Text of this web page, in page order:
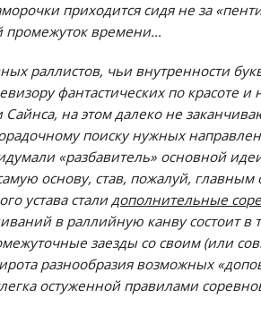
приходится сидя не за
промежуток времени…
раллистов, чьи внутренности
фантастических по
на этом далеко не
поиску нужных
«разбавитель» основной
основу, став, пожалуй,
устава сталидополнительные
в раллийную канву состоит
заезды со своим (или
разнообразия возможных
остуженной правилами